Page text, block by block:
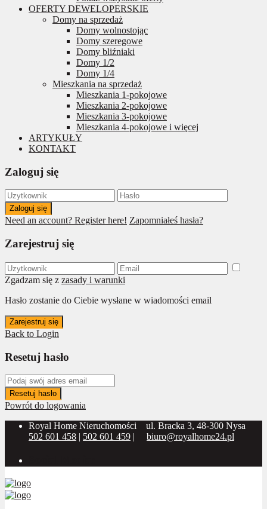
OFERTY DEWELOPERSKIE
Domy na sprzedaż
Domy wolnostojąc
Domy szeregowe
Domy bliźniaki
Domy 1/2
Domy 1/4
Mieszkania na sprzedaż
Mieszkania 1-pokojowe
Mieszkania 2-pokojowe
Mieszkania 3-pokojowe
Mieszkania 4-pokojowe i więcej
ARTYKUŁY
KONTAKT
Zaloguj się
Zaloguj się
Need an account? Register here! Zapomniałeś hasła?
Zarejestruj się
Zgadzam się z zasady i warunki
Hasło zostanie do Ciebie wysłane w wiadomości email
Zarejestruj się
Back to Login
Resetuj hasło
Resetuj hasło
Powrót do logowania
Royal Home Nieruchomości
ul. Bracka 3, 48-300 Nysa
502 601 458 | 502 601 459 | biuro@royalhome24.pl